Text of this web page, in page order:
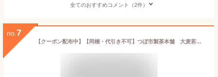
全てのおすすめコメント（2件）
no. 7
【クーポン配布中】【同梱・代引き不可】つぼ市製茶本舗 大麦若葉入り青汁 90g(3g×30p) 8セット